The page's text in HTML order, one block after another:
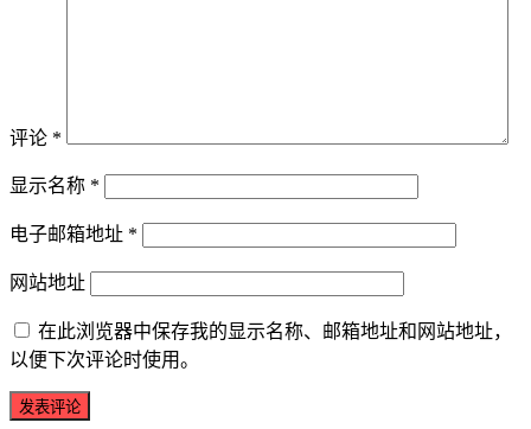
评论 *
显示名称 *
电子邮箱地址 *
网站地址
在此浏览器中保存我的显示名称、邮箱地址和网站地址，
以便下次评论时使用。